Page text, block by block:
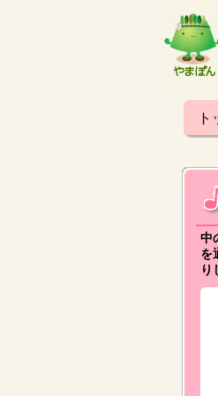
中
を
り